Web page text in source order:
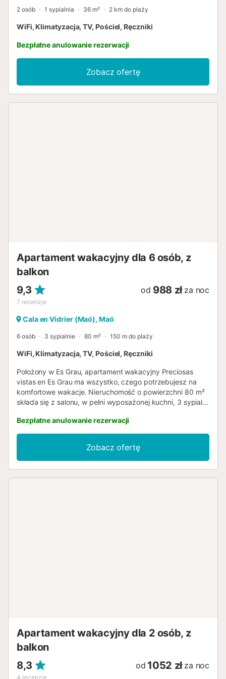
2 osób 1 sypialnia 36 m² 2 km do plaży
WiFi, Klimatyzacja, TV, Pościel, Ręczniki
Bezpłatne anulowanie rezerwacji
Zobacz ofertę
Apartament wakacyjny dla 6 osób, z
balkon
9,3
7 recenzje
od 988 zł za noc
Cala en Vidrier (Maó), Maó
6 osób 3 sypialnie 80 m² 150 m do plaży
WiFi, Klimatyzacja, TV, Pościel, Ręczniki
Położony w Es Grau, apartament wakacyjny Preciosas
vistas en Es Grau ma wszystko, czego potrzebujesz na
komfortowe wakacje. Nieruchomość o powierzchni 80 m²
składa się z salonu, w pełni wyposażonej kuchni, 3 sypialni
Dodatkowe udogodnienia obejmują szybkie Wi-Fi (idealne
do rozmów wideo), telewizor, klimatyzację, wentylator
oraz pralkę. Obiekt dysponuje prywatną częścią
zewnętrzną z otwartym tarasem i balkonem. Dostępny jest
bezpłatny parking na ulicy. Zwierzęta domowe, palenie i
Bezpłatne anulowanie rezerwacji
Zobacz ofertę
Apartament wakacyjny dla 2 osób, z
balkon
8,3
4 recenzje
od 1052 zł za noc